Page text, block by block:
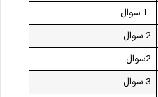
2 سوال
2سوال
3 سوال